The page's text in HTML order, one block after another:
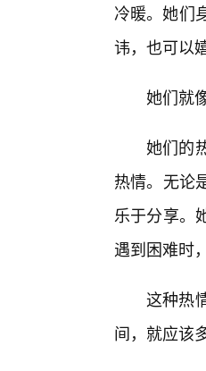
冷暖。她们
讳，也可以
她们就
她们的
热情。无论
乐于分享。
遇到困难时
这种热
间，就应该